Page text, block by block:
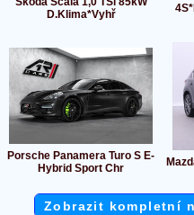
D.Klima*Vyhř
Porsche Panamera Turo S E-
Hybrid Sport Chr
Zobrazit kompletní